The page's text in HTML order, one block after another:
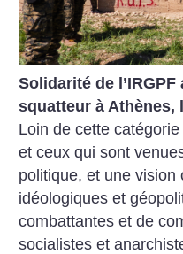
Solidarité de
squatteur à Athènes,
Loin de cette
et ceux qui sont
politique, et une vision
idéologiques et
combattantes et de
socialistes et